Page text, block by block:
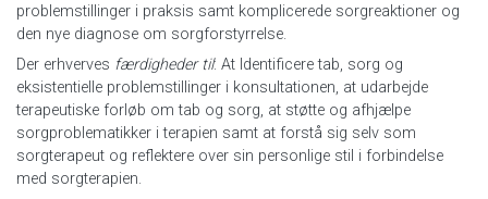
problemstillinger i praksis samt komplicerede sorgreaktioner og
den nye diagnose om sorgforstyrrelse.
Der erhverves færdigheder til: At Identificere tab, sorg og
eksistentielle problemstillinger i konsultationen, at udarbejde
terapeutiske forløb om tab og sorg, at støtte og afhjælpe
sorgproblematikker i terapien samt at forstå sig selv som
sorgterapeut og reflektere over sin personlige stil i forbindelse
med sorgterapien.